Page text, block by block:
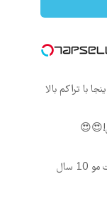
با تراکم بالا
فرمول بی‌نظیر برای آقایان! با این کاشت مو 10 سال